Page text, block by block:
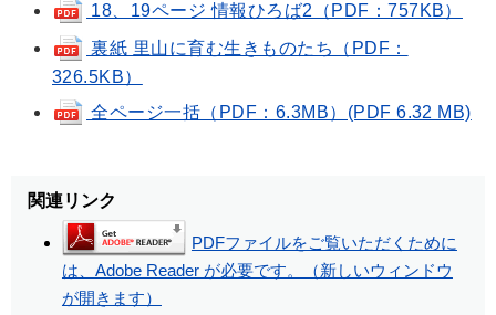
18、19ページ 情報ひろば2（PDF：757KB）
裏紙 里山に育む生きものたち（PDF：
326.5KB）
全ページ一括（PDF：6.3MB）(PDF 6.32 MB)
関連リンク
PDFファイルをご覧いただくために
は、Adobe Reader が必要です。（新しいウィンドウ
が開きます）